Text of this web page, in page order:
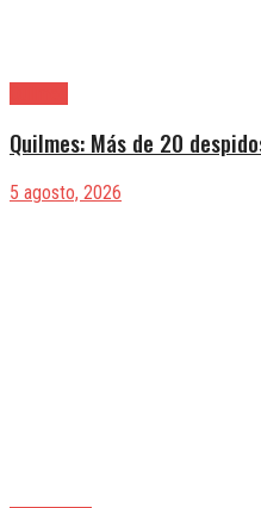
Quilmes: Más de 20
5 agosto, 2026